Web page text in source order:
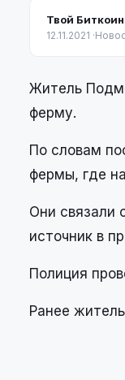
Твой Биткоин
12.11.2021 ·
Житель
ферму.
По словам
фермы, где
Они связали
источник в
Полиция
Ранее